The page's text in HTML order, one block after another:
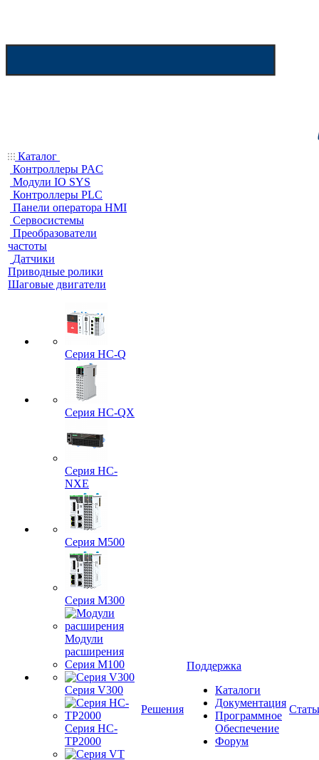
Каталог
Контроллеры PAC
Модули IO SYS
Контроллеры PLC
Панели оператора HMI
Сервосистемы
Преобразователи
частоты
Датчики
Приводные ролики
Шаговые двигатели
Серия HC-Q
Серия HC-QX
Серия HC-
NXE
Серия M500
Серия M300
Модули
расширения
Серия M100
Серия V300
Серия HC-
TP2000
Решения
Поддержка
Каталоги
Документация
Программное
Обеспечение
Форум